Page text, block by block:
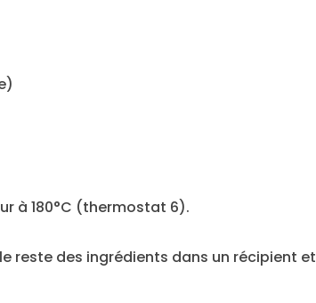
à 180°C (thermostat 6).
reste des ingrédients dans un récipient et